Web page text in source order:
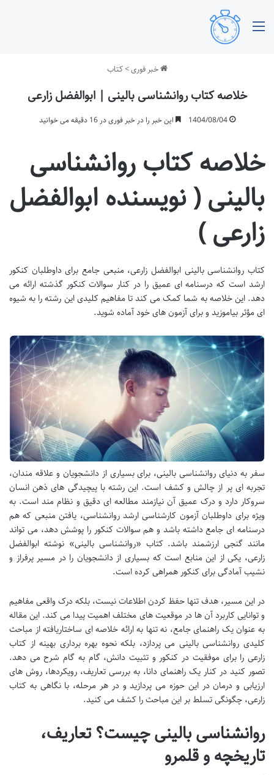
خبر فوری>کتاب
خلاصه کتاب روانشناسی بالینی | ابوالفضل زارعی
1404/08/04 این خبر را در خبر فوری در 16 دقیقه می خوانید
خلاصه کتاب روانشناسی
بالینی ( نویسنده ابوالفضل
زارعی )
کتاب روانشناسی بالینی ابوالفضل زارعی، منبعی جامع برای داوطلبان کنکور
ارشد است که درسنامه ای عمیق را در کنار سوالات کنکور گذشته ارائه می
دهد. این خلاصه به شما کمک می کند تا مفاهیم کلیدی این رشته را به شیوه
ای مؤثر بیاموزید و برای آزمون های خود آماده شوید.
سفر به دنیای روانشناسی بالینی، برای بسیاری از دانشجویان و علاقه مندان،
تجربه ای پر از چالش و کشف است. این رشته با پیچیدگی های ذهن انسان
سروکار دارد و درک عمیق آن نیازمند مطالعه ای دقیق و نظام مند است. به
ویژه برای داوطلبان آزمون کارشناسی ارشد روانشناسی، یافتن منبعی که هم
درسنامه ای جامع داشته باشد و هم سوالات کنکور را پوشش دهد، می تواند
مانند گنجی ارزشمند باشد. کتاب «روانشناسی بالینی» نوشته ابوالفضل
زارعی، یکی از این منابع است که بسیاری از دانشجویان را در مسیر پرفراز و
نشیب آمادگی برای کنکور همراهی کرده است.
در این مسیر، هدف تنها حفظ کردن اطلاعات نیست، بلکه درک واقعی مفاهیم
و توانایی کاربرد آن ها در موقعیت های مختلف اهمیت پیدا می کند. این مقاله
به عنوان یک راهنمای جامع، نه تنها به ارائه خلاصه ای ساختاریافته از مباحث
کلیدی روانشناسی بالینی می پردازد، بلکه نحوه بهره برداری بهینه از کتاب
زارعی را برای موفقیت در کنکور و تثبیت دانش، گام به گام شرح می دهد.
تصور کنید در کنار یک راهنمای دانا، به بررسی تعاریف، رویکردها، روش های
ارزیابی و درمان در این حوزه می پردازید و در هر مرحله، با نگاهی به کتاب
زارعی، چگونگی تسلط بر این مباحث را کشف می کنید.
روانشناسی بالینی چیست؟ تعاریف،
تاریخچه و قلمرو